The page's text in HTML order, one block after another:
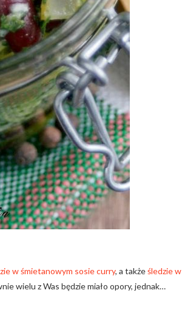
w śmietanowym sosie curry, a takżeśledzie w
wielu z Was będzie miało opory, jednak…